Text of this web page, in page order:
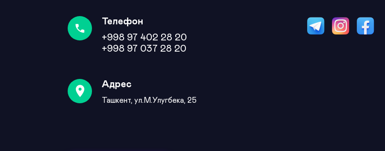
Телефон
+998 97 402 28 20
+998 97 037 28 20
Адрес
Ташкент, ул.М.Улугбека, 25